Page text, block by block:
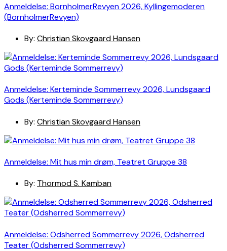
Anmeldelse: BornholmerRevyen 2026, Kyllingemoderen
(BornholmerRevyen)
By: Christian Skovgaard Hansen
Anmeldelse: Kerteminde Sommerrevy 2026, Lundsgaard
Gods (Kerteminde Sommerrevy)
By: Christian Skovgaard Hansen
Anmeldelse: Mit hus min drøm, Teatret Gruppe 38
By: Thormod S. Kamban
Anmeldelse: Odsherred Sommerrevy 2026, Odsherred
Teater (Odsherred Sommerrevy)